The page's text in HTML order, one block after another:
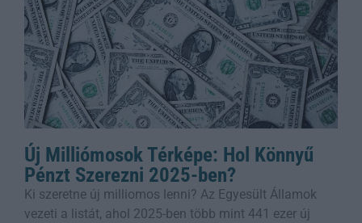
Új Milliómosok Térképe: Hol Könnyű
Pénzt Szerezni 2025-ben?
Ki szeretne új milliomos lenni? Az Egyesült Államok
vezeti a listát, ahol 2025-ben több mint 441 ezer új